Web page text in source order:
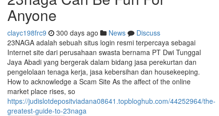
Anyone
clayc198frc9 300 days ago News
Discuss
23NAGA adalah sebuah situs login resmi terpercaya sebagai
Internet site dari perusahaan swasta bernama PT Dwi Tunggal
Jaya Abadi yang bergerak dalam bidang jasa perekurtan dan
pengelolaan tenaga kerja, jasa kebersihan dan housekeeping.
How to acknowledge a Scam Site As the affect of the online
market place rises, so
https://judislotdepositviadana08641.topbloghub.com/44252964/the-
greatest-guide-to-23naga